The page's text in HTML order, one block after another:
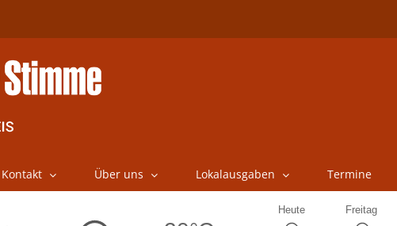
Kontakt Über uns Lokalausgaben Termine